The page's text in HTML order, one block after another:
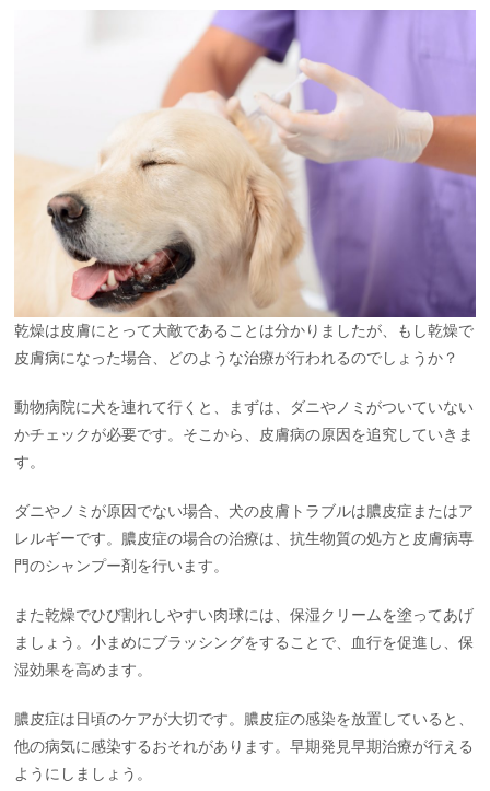
乾燥は皮膚にとって大敵であることは分かりましたが、もし乾燥で
皮膚病になった場合、どのような治療が行われるのでしょうか？
動物病院に犬を連れて行くと、まずは、ダニやノミがついていない
かチェックが必要です。そこから、皮膚病の原因を追究していきま
す。
ダニやノミが原因でない場合、犬の皮膚トラブルは膿皮症またはア
レルギーです。膿皮症の場合の治療は、抗生物質の処方と皮膚病専
門のシャンプー剤を行います。
また乾燥でひび割れしやすい肉球には、保湿クリームを塗ってあげ
ましょう。小まめにブラッシングをすることで、血行を促進し、保
湿効果を高めます。
膿皮症は日頃のケアが大切です。膿皮症の感染を放置していると、
他の病気に感染するおそれがあります。早期発見早期治療が行える
ようにしましょう。